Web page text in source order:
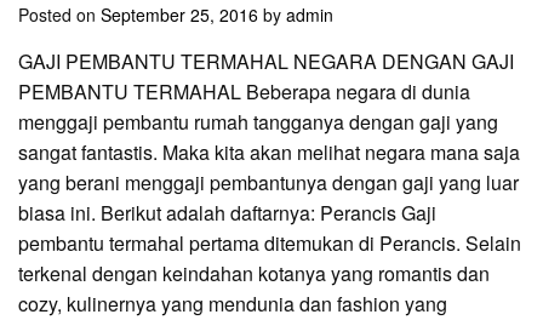
Posted on September 25, 2016 by admin
GAJI PEMBANTU TERMAHAL NEGARA DENGAN GAJI
PEMBANTU TERMAHAL Beberapa negara di dunia
menggaji pembantu rumah tangganya dengan gaji yang
sangat fantastis. Maka kita akan melihat negara mana saja
yang berani menggaji pembantunya dengan gaji yang luar
biasa ini. Berikut adalah daftarnya: Perancis Gaji
pembantu termahal pertama ditemukan di Perancis. Selain
terkenal dengan keindahan kotanya yang romantis dan
cozy, kulinernya yang mendunia dan fashion yang